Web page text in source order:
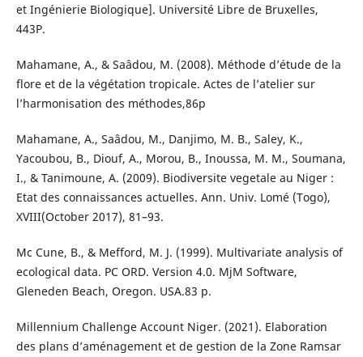
et Ingénierie Biologique]. Université Libre de Bruxelles,
443P.
Mahamane, A., & Saâdou, M. (2008). Méthode d’étude de la
flore et de la végétation tropicale. Actes de l’atelier sur
l’harmonisation des méthodes,86p
Mahamane, A., Saâdou, M., Danjimo, M. B., Saley, K.,
Yacoubou, B., Diouf, A., Morou, B., Inoussa, M. M., Soumana,
I., & Tanimoune, A. (2009). Biodiversite vegetale au Niger :
Etat des connaissances actuelles. Ann. Univ. Lomé (Togo),
XVIII(October 2017), 81–93.
Mc Cune, B., & Mefford, M. J. (1999). Multivariate analysis of
ecological data. PC ORD. Version 4.0. MjM Software,
Gleneden Beach, Oregon. USA.83 p.
Millennium Challenge Account Niger. (2021). Elaboration
des plans d’aménagement et de gestion de la Zone Ramsar